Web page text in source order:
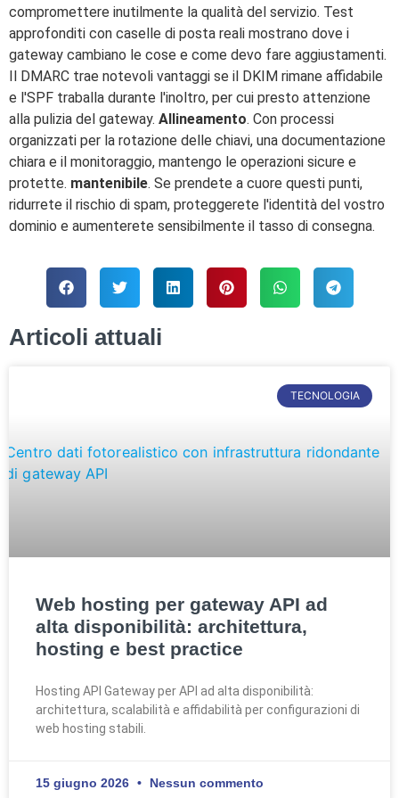
compromettere inutilmente la qualità del servizio. Test
approfonditi con caselle di posta reali mostrano dove i
gateway cambiano le cose e come devo fare aggiustamenti.
Il DMARC trae notevoli vantaggi se il DKIM rimane affidabile
e l'SPF traballa durante l'inoltro, per cui presto attenzione
alla pulizia del gateway. Allineamento. Con processi
organizzati per la rotazione delle chiavi, una documentazione
chiara e il monitoraggio, mantengo le operazioni sicure e
protette. mantenibile. Se prendete a cuore questi punti,
ridurrete il rischio di spam, proteggerete l'identità del vostro
dominio e aumenterete sensibilmente il tasso di consegna.
Articoli attuali
TECNOLOGIA
Web hosting per gateway API ad
alta disponibilità: architettura,
hosting e best practice
Hosting API Gateway per API ad alta disponibilità:
architettura, scalabilità e affidabilità per configurazioni di
web hosting stabili.
15 giugno 2026 Nessun commento